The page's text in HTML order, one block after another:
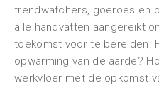
trendwatchers, goeroes en
alle handvatten aangereikt
toekomst voor te bereiden.
opwarming van de aarde?
werkvloer met de opkomst